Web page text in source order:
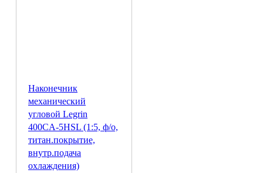
Наконечник
механический
угловой Legrin
400CA-5HSL (1:5, ф/о,
титан.покрытие,
внутр.подача
охлаждения)